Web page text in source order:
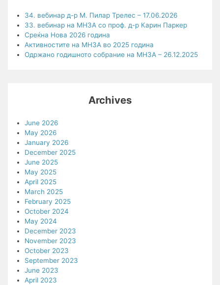
34. вебинар д-р М. Пилар Трелес – 17.06.2026
33. вебинар на МНЗА со проф. д-р Карин Паркер
Среќна Нова 2026 година
Активностите на МНЗА во 2025 година
Одржано годишното собрание на МНЗА – 26.12.2025
Archives
June 2026
May 2026
January 2026
December 2025
June 2025
May 2025
April 2025
March 2025
February 2025
October 2024
May 2024
December 2023
November 2023
October 2023
September 2023
June 2023
April 2023